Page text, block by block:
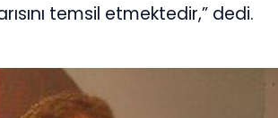
temsil etmektedir,” dedi.